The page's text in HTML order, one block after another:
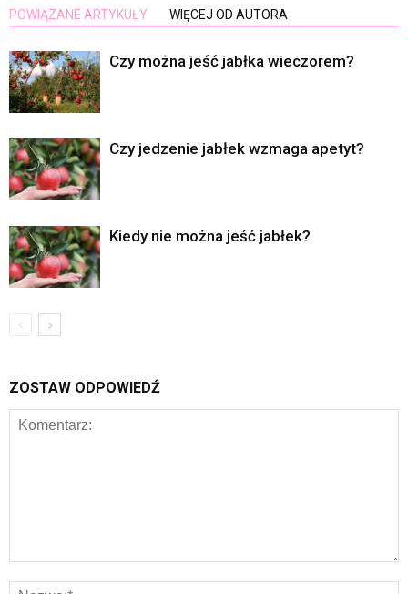
POWIĄZANE ARTYKUŁY WIĘCEJ OD AUTORA
Czy można jeść jabłka wieczorem?
Czy jedzenie jabłek wzmaga apetyt?
Kiedy nie można jeść jabłek?
ZOSTAW ODPOWIEDŹ